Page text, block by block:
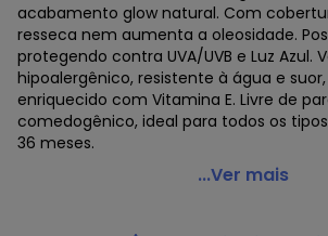
acabamento glow natural. Com
resseca nem aumenta a oleosidade.
protegendo contra UVA/UVB e Luz Azul.
hipoalergênico, resistente à água e
enriquecido com Vitamina E. Livre de
comedogênico, ideal para todos os
36 meses.
Boca Rosa - Stick Pele Cor 03 12g
...Ver mais